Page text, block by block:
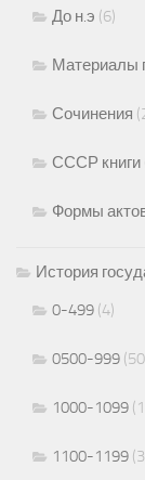
До н.э (6)
Материалы
Сочинения
СССР книги
Формы
История
0-499 (4)
0500-999
1000-1099
1100-1199